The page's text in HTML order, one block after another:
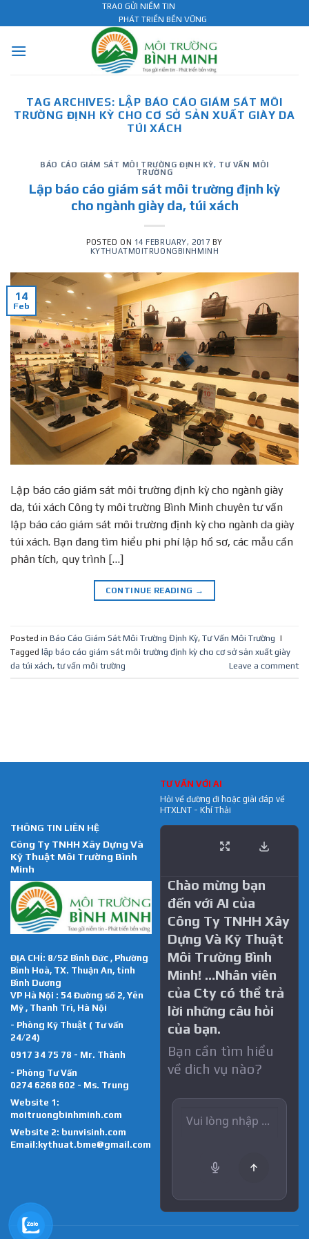
to
TRAO GỬI NIỀM TIN
PHÁT TRIỂN BỀN VỮNG
TAG ARCHIVES: LẬP BÁO CÁO GIÁM SÁT MÔI
TRƯỜNG ĐỊNH KỲ CHO CƠ SỞ SẢN XUẤT GIÀY DA
TÚI XÁCH
BÁO CÁO GIÁM SÁT MÔI TRƯỜNG ĐỊNH KỲ, TƯ VẤN MÔI
TRƯỜNG
Lập báo cáo giám sát môi trường định kỳ
cho ngành giày da, túi xách
POSTED ON 14 FEBRUARY, 2017 BY
KYTHUATMOITRUONGBINHMINH
14
Feb
Lập báo cáo giám sát môi trường định kỳ cho ngành giày
da, túi xách Công ty môi trường Bình Minh chuyên tư vấn
lập báo cáo giám sát môi trường định kỳ cho ngành da giày
túi xách. Bạn đang tìm hiểu phi phí lập hồ sơ, các mẫu cần
phân tích, quy trình […]
CONTINUE READING →
Posted in Báo Cáo Giám Sát Môi Trường Định Kỳ, Tư Vấn Môi Trường |
Tagged lập báo cáo giám sát môi trường định kỳ cho cơ sở sản xuất giày
da túi xách, tư vấn môi trường Leave a comment
THÔNG TIN LIÊN HỆ
Công Ty TNHH Xây Dựng Và
Kỹ Thuật Môi Trường Bình
Minh
ĐỊA CHỈ: 8/52 Bình Đức , Phường
Bình Hoà, TX. Thuận An, tỉnh
Bình Dương
VP Hà Nội : 54 Đường số 2, Yên
Mỹ , Thanh Trì, Hà Nội
- Phòng Kỹ Thuật ( Tư vấn
24/24)
0917 34 75 78 - Mr. Thành
- Phòng Tư Vấn
0274 6268 602 - Ms. Trung
Website 1:
moitruongbinhminh.com
Website 2: bunvisinh.com
Email:kythuat.bme@gmail.com
TƯ VẤN VỚI AI
Hỏi về đường đi hoặc giải đáp về
HTXLNT - Khí Thải
Chào mừng bạn
đến với AI của
Công Ty TNHH Xây
Dựng Và Kỹ Thuật
Môi Trường Bình
Minh! …Nhân viên
của Cty có thể trả
lời những câu hỏi
của bạn.
Bạn cần tìm hiểu
về dich vụ nào?